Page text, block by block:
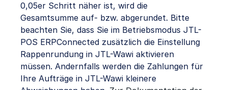
0,05er Schritt näher ist, wird die
Gesamtsumme auf- bzw. abgerundet. Bitte
beachten Sie, dass Sie im Betriebsmodus JTL-
POS ERPConnected zusätzlich die Einstellung
Rappenrundung in JTL-Wawi aktivieren
müssen. Andernfalls werden die Zahlungen für
Ihre Aufträge in JTL-Wawi kleinere